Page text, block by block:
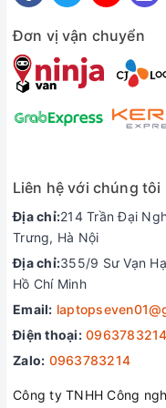
Bàn phím và Touchpad
Elitebook 745 G4 được
dễ dàng sử dụng bàn
Đơn vị vận chuyển
Liên hệ với chúng tôi
Địa chỉ:214 Trần Đại
Trưng, Hà Nội
Địa chỉ:355/9 Sư Vạn
Hồ Chí Minh
Email:
Điện thoại: 0963783214
Zalo: 0963783214
Công ty TNHH Công